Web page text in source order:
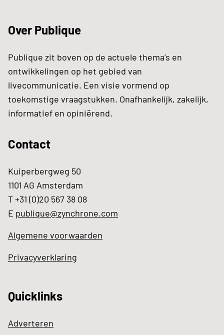
Over Publique
Publique zit boven op de actuele thema’s en
ontwikkelingen op het gebied van
livecommunicatie. Een visie vormend op
toekomstige vraagstukken. Onafhankelijk, zakelijk,
informatief en opiniërend.
Contact
Kuiperbergweg 50
1101 AG Amsterdam
T +31 (0)20 567 38 08
E publique@zynchrone.com
Algemene voorwaarden
Privacyverklaring
Quicklinks
Adverteren